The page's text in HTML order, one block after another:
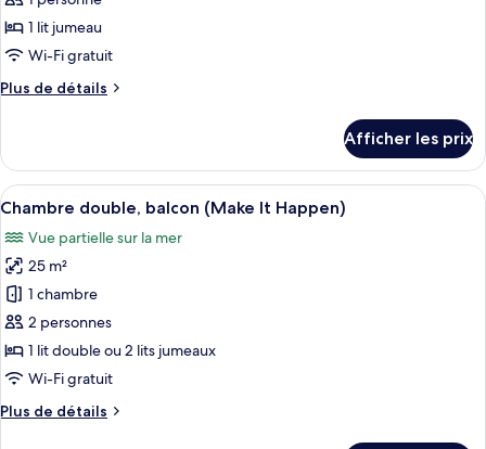
pour
ce
type
de
Chambre
simple
(Only
for
me)
1 lit jumeau
Wi-Fi gratuit
Plus de détails
Plus
Chambre
simple
(Only
me)
Afficher les prix
Afficher
toutes
les
photos
pour
ce
type
de
chambre :
Chambre
Une chambre d’hôtel moderne
6
Chambre double, balcon (Make It Happen)
Vue partielle sur la mer
25 m²
1 chambre
2 personnes
1 lit double ou 2 lits jumeaux
Wi-Fi gratuit
Plus de détails
Plus